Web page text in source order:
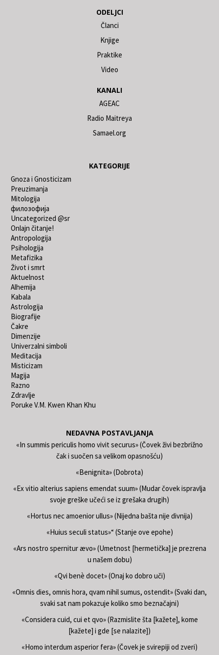
ODELJCI
Članci
Knjige
Praktike
Video
KANALI
AGEAC
Radio Maitreya
Samael.org
KATEGORIJE
Gnoza i Gnosticizam
Preuzimanja
Mitologija
филозофија
Uncategorized @sr
Onlajn čitanje!
Antropologija
Psihologija
Metafizika
Život i smrt
Aktuelnost
Alhemija
Kabala
Astrologija
Biografije
Čakre
Dimenzije
Univerzalni simboli
Meditacija
Misticizam
Magija
Razno
Zdravlje
Poruke V.M. Kwen Khan Khu
NEDAVNA POSTAVLJANJA
«In summis periculis homo vivit securus» (Čovek živi bezbrižno
čak i suočen sa velikom opasnošću)
«Benignita» (Dobrota)
«Ex vitio alterius sapiens emendat suum» (Mudar čovek ispravlja
svoje greške učeći se iz grešaka drugih)
«Hortus nec amoenior ullus» (Nijedna bašta nije divnija)
«Huius seculi status»“ (Stanje ove epohe)
«Ars nostro spernitur ævo» (Umetnost [hermetička] je prezrena
u našem dobu)
«Qvi benè docet» (Onaj ko dobro uči)
«Omnis dies, omnis hora, qvam nihil sumus, ostendit» (Svaki dan,
svaki sat nam pokazuje koliko smo beznačajni)
«Considera cuid, cui et qvo» (Razmislite šta [kažete], kome
[kažete] i gde [se nalazite])
«Homo interdum asperior fera» (Čovek je svirepiji od zveri)